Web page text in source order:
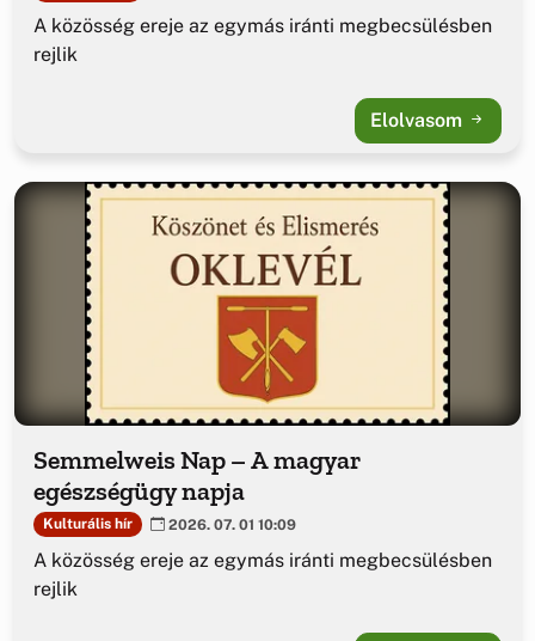
A közösség ereje az egymás iránti megbecsülésben
rejlik
Elolvasom
Semmelweis Nap – A magyar
egészségügy napja
Kulturális hír 2026. 07. 01 10:09
A közösség ereje az egymás iránti megbecsülésben
rejlik